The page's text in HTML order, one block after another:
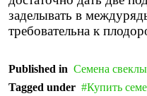
заделывать в
требовательна к
Published in Семена свеклы
Tagged under
Купить